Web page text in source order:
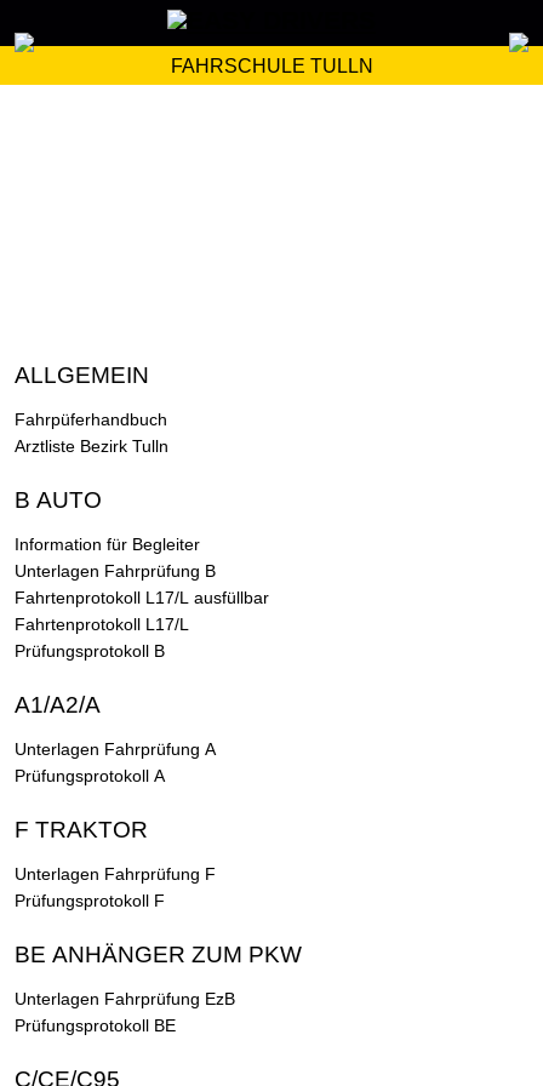
FAHRSCHULE TULLN
ALLGEMEIN
Fahrpüferhandbuch
Arztliste Bezirk Tulln
B AUTO
Information für Begleiter
Unterlagen Fahrprüfung B
Fahrtenprotokoll L17/L ausfüllbar
Fahrtenprotokoll L17/L
Prüfungsprotokoll B
A1/A2/A
Unterlagen Fahrprüfung A
Prüfungsprotokoll A
F TRAKTOR
Unterlagen Fahrprüfung F
Prüfungsprotokoll F
BE ANHÄNGER ZUM PKW
Unterlagen Fahrprüfung EzB
Prüfungsprotokoll BE
C/CE/C95